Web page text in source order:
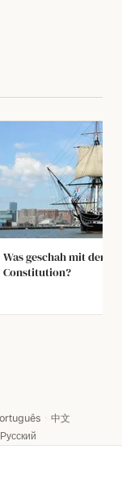
Was geschah mit der
Constitution?
· 中文
Русский